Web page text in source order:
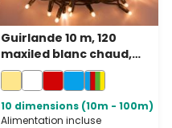
Guirlande 10 m, 120
maxiled blanc chaud,
câble vert,
prolongeable, IP67
10 dimensions (10m - 100m)
Alimentation incluse